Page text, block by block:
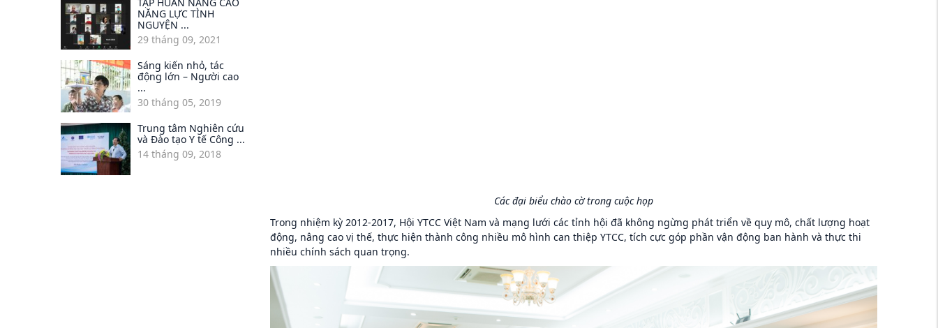
TẬP HUẤN NÂNG CAO
NĂNG LỰC TÌNH
NGUYỆN ...
29 tháng 09, 2021
Sáng kiến nhỏ, tác
động lớn – Người cao
...
30 tháng 05, 2019
Trung tâm Nghiên cứu
và Đào tạo Y tế Công ...
14 tháng 09, 2018
Các đại biểu chào cờ trong cuộc họp
Trong nhiệm kỳ 2012-2017, Hội YTCC Việt Nam và mạng lưới các tỉnh hội đã không ngừng phát triển về quy mô, chất lượng hoạt
động, nâng cao vị thế, thực hiện thành công nhiều mô hình can thiệp YTCC, tích cực góp phần vận động ban hành và thực thi
nhiều chính sách quan trọng.